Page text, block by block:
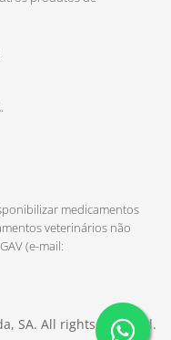
medicamentos
veterinários não
(e-mail:
SA. All rights reserved.